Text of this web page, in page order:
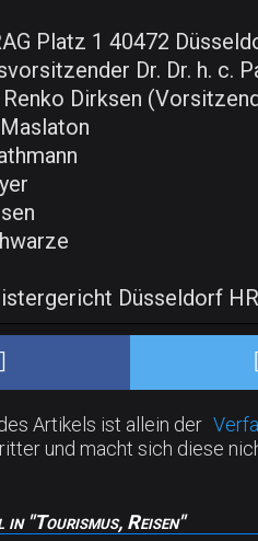
Platz 1 40472
Dr. Dr. h. c.
Dirksen
Düsseldorf
Artikels ist allein der
und macht sich diese
"Tourismus, Reisen"